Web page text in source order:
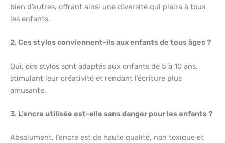
bien d’autres, offrant ainsi une diversité qui plaira à tous
les enfants.
2. Ces stylos conviennent-ils aux enfants de tous âges ?
Oui, ces stylos sont adaptés aux enfants de 5 à 10 ans,
stimulant leur créativité et rendant l’écriture plus
amusante.
3. L’encre utilisée est-elle sans danger pour les enfants ?
Absolument, l’encre est de haute qualité, non toxique et